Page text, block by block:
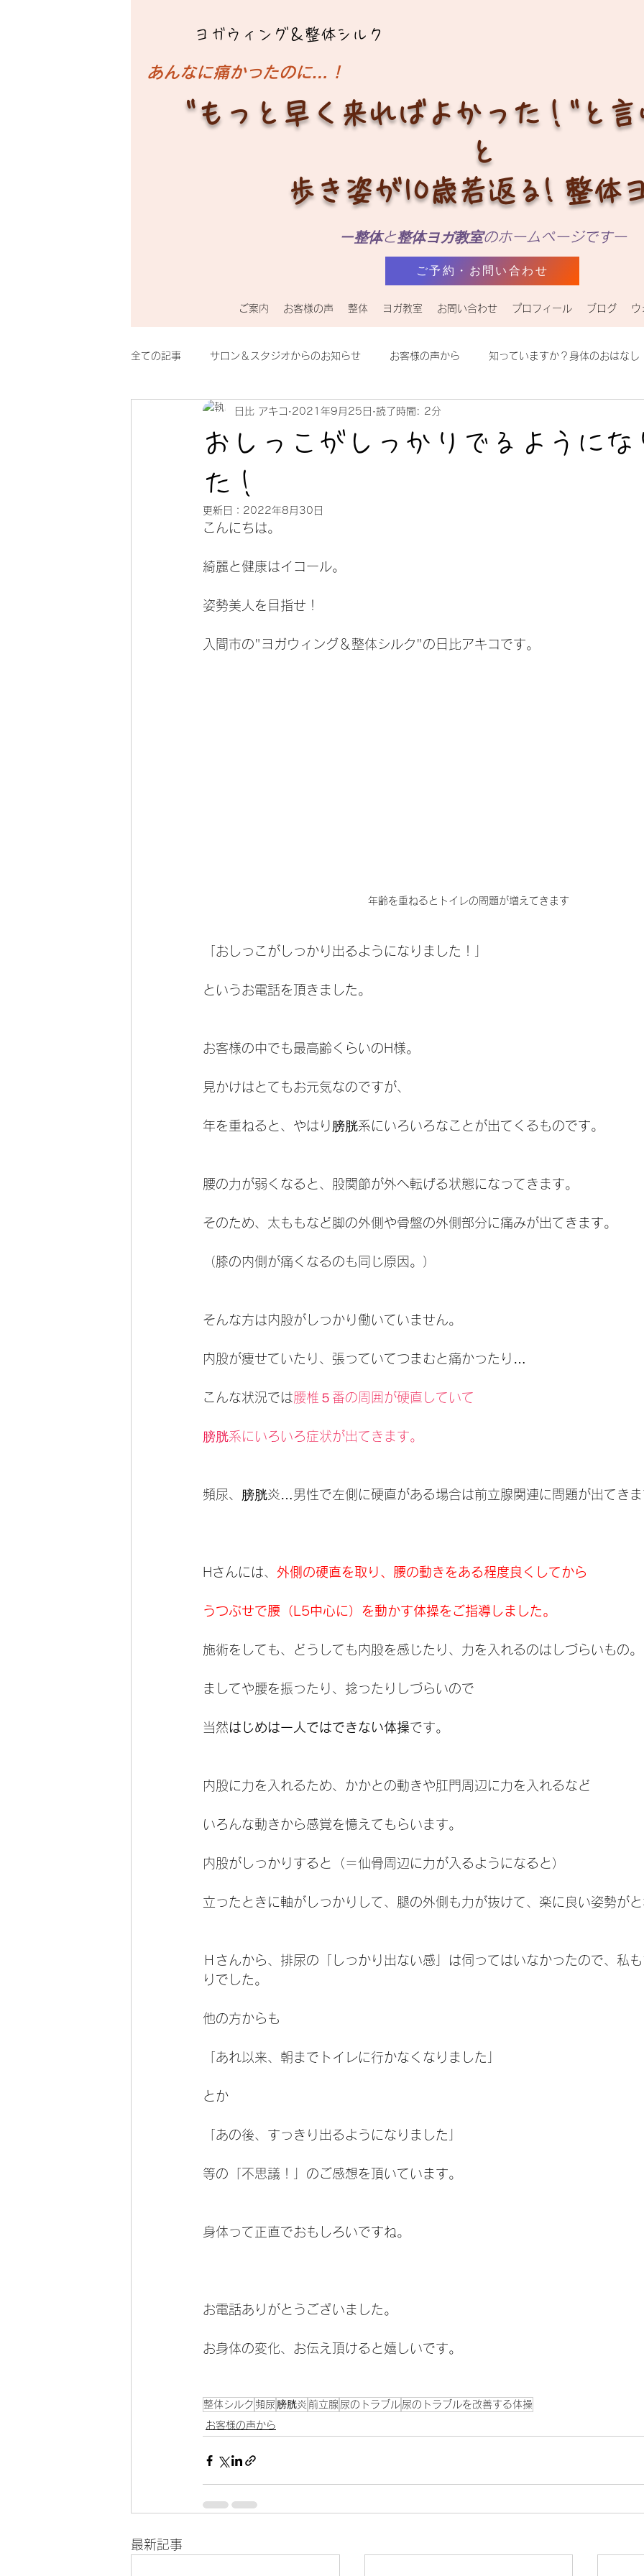
ヨガウィング＆整体シルク
​あんなに痛かったのに…！
"もっと早く来ればよかった！"と
と
歩き姿が10歳若返る! 整体
ー整体と整体ヨガ教室のホームページですー
ご予約・お問い合わせ
ご案内 お客様の声 整体 ヨガ教室 お問い合わせ プロフィール ブログ ウ
全ての記事 サロン＆スタジオからのお知らせ お客様の声から 知っていますか？身体のおはなし
整体シルクのイチオシ おもしろ発見 整体ヨガってなに？
おしっこがしっかりでるようにな
た！
日比 アキコ 2021年9月25日 読了時間: 2分
更新日： 2022年8月30日
こんにちは。
綺麗と健康はイコール。
姿勢美人を目指せ！
入間市の"ヨガウィング＆整体シルク"の日比アキコです。
年齢を重ねるとトイレの問題が増えてきます
「おしっこがしっかり出るようになりました！」
というお電話を頂きました。
お客様の中でも最高齢くらいのH様。
見かけはとてもお元気なのですが、
年を重ねると、やはり膀胱系にいろいろなことが出てくるものです。
腰の力が弱くなると、股関節が外へ転げる状態になってきます。
そのため、太ももなど脚の外側や骨盤の外側部分に痛みが出てきます。
（膝の内側が痛くなるのも同じ原因。）
そんな方は内股がしっかり働いていません。
内股が痩せていたり、張っていてつまむと痛かったり…
こんな状況では腰椎５番の周囲が硬直していて
膀胱系にいろいろ症状が出てきます。
頻尿、膀胱炎…男性で左側に硬直がある場合は前立腺関連に問題が出てき
Hさんには、 外側の硬直を取り、腰の動きをある程度良くしてから
うつぶせで腰（L5中心に）を動かす体操をご指導しました。
施術をしても、どうしても内股を感じたり、力を入れるのはしづらいもの。
ましてや腰を振ったり、捻ったりしづらいので
当然はじめは一人ではできない体操です。
内股に力を入れるため、かかとの動きや肛門周辺に力を入れるなど
いろんな動きから感覚を憶えてもらいます。
内股がしっかりすると（＝仙骨周辺に力が入るようになると）
立ったときに軸がしっかりして、腿の外側も力が抜けて、楽に良い姿勢が
Ｈさんから、排尿の「しっかり出ない感」は伺ってはいなかったので、私
りでした。
他の方からも
「あれ以来、朝までトイレに行かなくなりました」
とか
「あの後、すっきり出るようになりました」
等の「不思議！」のご感想を頂いています。
身体って正直でおもしろいですね。
お電話ありがとうございました。
お身体の変化、お伝え頂けると嬉しいです。
整体シルク 頻尿 膀胱炎 前立腺 尿のトラブル 尿のトラブルを改善する体操
お客様の声から
最新記事